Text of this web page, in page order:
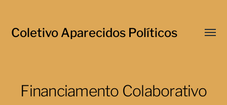
Coletivo Aparecidos Políticos
Menu
Financiamento Colaborativo